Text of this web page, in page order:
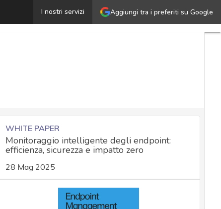
Aggiungi tra i preferiti su Google
I nostri servizi
Intelligence, più efficienza e collaborazione con
WHITE PAPER
Monitoraggio intelligente degli endpoint:
efficienza, sicurezza e impatto zero
28 Mag 2025